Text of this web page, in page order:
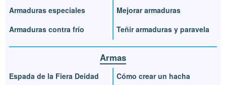
Armaduras especiales
Armaduras contra frío
Mejorar armaduras
Teñir armaduras y paravela
Armas
Espada de la Fiera Deidad
Cómo crear un hacha